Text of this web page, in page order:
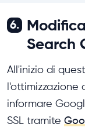
6.
Search
All'inizio di
informare
SSL tramite